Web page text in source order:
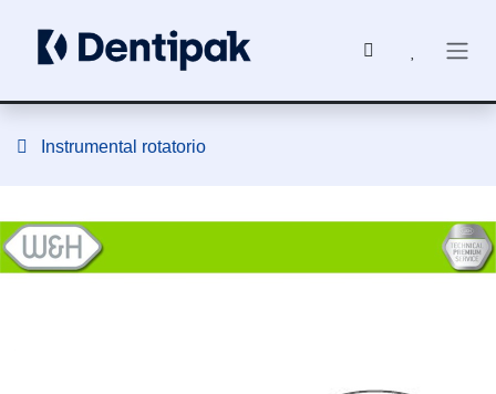
Instrumental rotatorio